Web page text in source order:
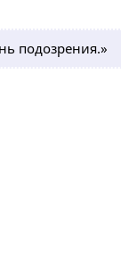
подозрения.»